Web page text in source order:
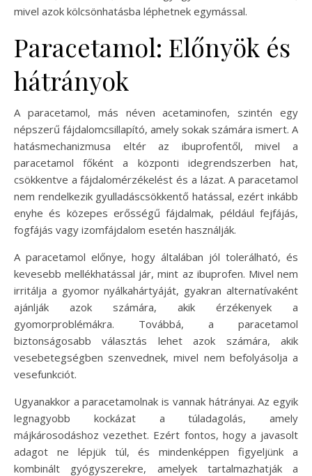
mivel azok kölcsönhatásba léphetnek egymással.
Paracetamol: Előnyök és
hátrányok
A paracetamol, más néven acetaminofen, szintén egy
népszerű fájdalomcsillapító, amely sokak számára ismert. A
hatásmechanizmusa eltér az ibuprofentől, mivel a
paracetamol főként a központi idegrendszerben hat,
csökkentve a fájdalomérzékelést és a lázat. A paracetamol
nem rendelkezik gyulladáscsökkentő hatással, ezért inkább
enyhe és közepes erősségű fájdalmak, például fejfájás,
fogfájás vagy izomfájdalom esetén használják.
A paracetamol előnye, hogy általában jól tolerálható, és
kevesebb mellékhatással jár, mint az ibuprofen. Mivel nem
irritálja a gyomor nyálkahártyáját, gyakran alternatívaként
ajánlják azok számára, akik érzékenyek a
gyomorproblémákra. Továbbá, a paracetamol
biztonságosabb választás lehet azok számára, akik
vesebetegségben szenvednek, mivel nem befolyásolja a
vesefunkciót.
Ugyanakkor a paracetamolnak is vannak hátrányai. Az egyik
legnagyobb kockázat a túladagolás, amely
májkárosodáshoz vezethet. Ezért fontos, hogy a javasolt
adagot ne lépjük túl, és mindenképpen figyeljünk a
kombinált gyógyszerekre, amelyek tartalmazhatják a